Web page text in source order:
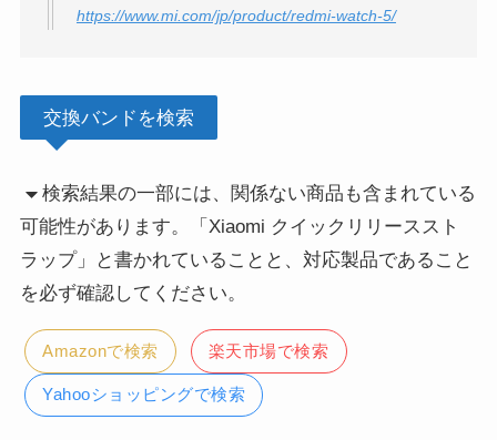
https://www.mi.com/jp/product/redmi-watch-5/
交換バンドを検索
検索結果の一部には、関係ない商品も含まれている
可能性があります。「Xiaomi クイックリリーススト
ラップ」と書かれていることと、対応製品であること
を必ず確認してください。
Amazonで検索 楽天市場で検索
Yahooショッピングで検索